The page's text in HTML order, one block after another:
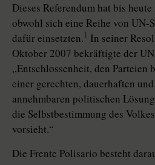
Dieses Referendum hat bis
obwohl sich eine Reihe von UN-
dafür einsetzten. 1 In seiner
Oktober 2007 bekräftigte der
„Entschlossenheit, den Parteien
einer gerechten, dauerhaften
annehmbaren politischen
die Selbstbestimmung des
vorsieht.“
Die Frente Polisario besteht